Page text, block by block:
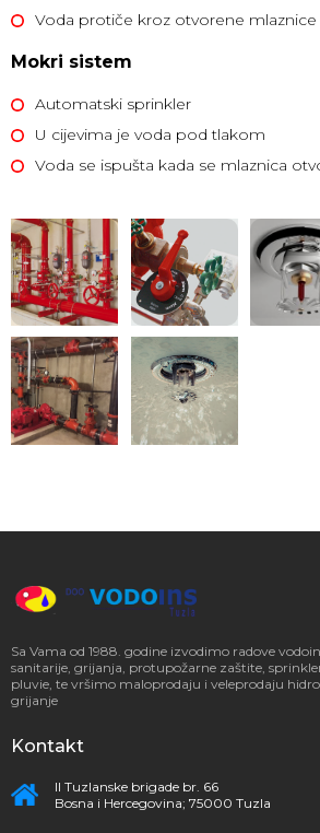
Voda protiče kroz otvorene mlaznice
Mokri sistem
Automatski sprinkler
U cijevima je voda pod tlakom
Voda se ispušta kada se mlaznica
Sa Vama od 1988. godine izvodimo radove
sanitarije, grijanja, protupožarne zaštite,
pluvie, te vršimo maloprodaju i veleprodaju
grijanje
Kontakt
II Tuzlanske brigade br. 66
Bosna i Hercegovina; 75000 Tuzla